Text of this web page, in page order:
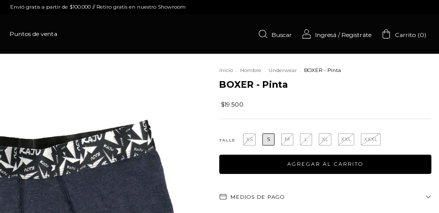
Envió gratis a partir de $100.000 // Retiro gratis en nuestro Showroom
Puntos de venta Buscar Ingresá / Registráte Carrito (0)
Inicio . Hombre . Underwear . BOXER - Pinta
BOXER - Pinta
$19.500
TALLE XS S M L XL XXL XXXL
MEDIOS DE PAGO